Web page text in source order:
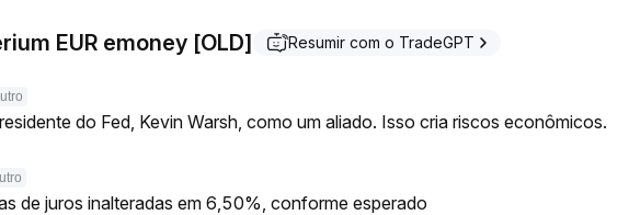
EUR emoney [OLD] Resumir com o TradeGPT
do Fed, Kevin Warsh, como um aliado. Isso cria riscos econômicos.
de juros inalteradas em 6,50%, conforme esperado